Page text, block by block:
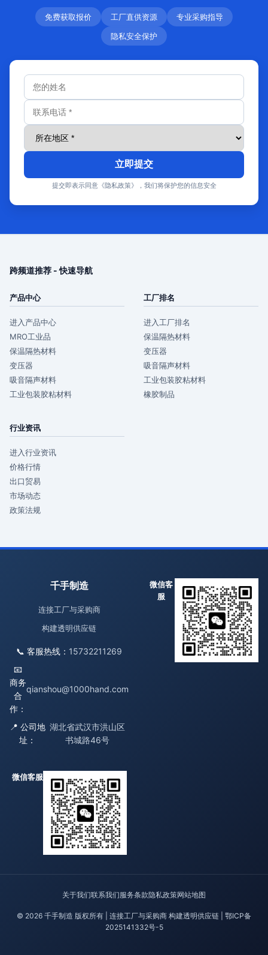
免费获取报价 工厂直供资源
专业采购指导
隐私安全保护
立即提交
提交即表示同意《隐私政策》，我们将保护您的信息安全
跨频道推荐 - 快速导航
产品中心
进入产品中心
MRO工业品
保温隔热材料
变压器
吸音隔声材料
工业包装胶粘材料
工厂排名
进入工厂排名
保温隔热材料
变压器
吸音隔声材料
工业包装胶粘材料
橡胶制品
行业资讯
进入行业资讯
价格行情
出口贸易
市场动态
政策法规
千手制造
连接工厂与采购商
构建透明供应链
📞 客服热线： 15732211269
📧
商务
合
作：
qianshou@1000hand.com
📍 公司地
址：
湖北省武汉市洪山区
书城路46号
微信客
服
微信客服
关于我们联系我们服务条款隐私政策网站地图
© 2026 千手制造 版权所有 | 连接工厂与采购商 构建透明供应链 | 鄂ICP备
2025141332号-5